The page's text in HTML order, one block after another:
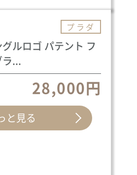
プラダ
ルロゴ パテント フ
ラ...
28,000円
と見る